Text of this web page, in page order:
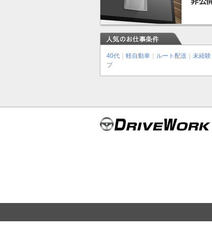
40代 軽自動車 ルート配送 未経験
プ